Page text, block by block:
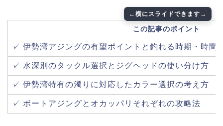
この記事のポイント
✓ 伊勢湾アジングの有望ポイントと釣れる時期・時間
✓ 水深別のタックル選択とジグヘッドの使い分け方
✓ 伊勢湾特有の濁りに対応したカラー選択の考え方
✓ ボートアジングとオカッパリそれぞれの攻略法